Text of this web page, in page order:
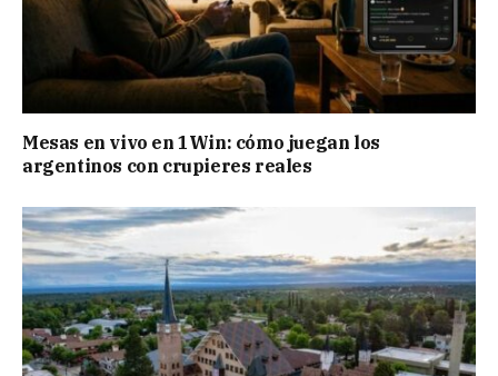
Mesas en vivo en 1Win: cómo juegan los
argentinos con crupieres reales